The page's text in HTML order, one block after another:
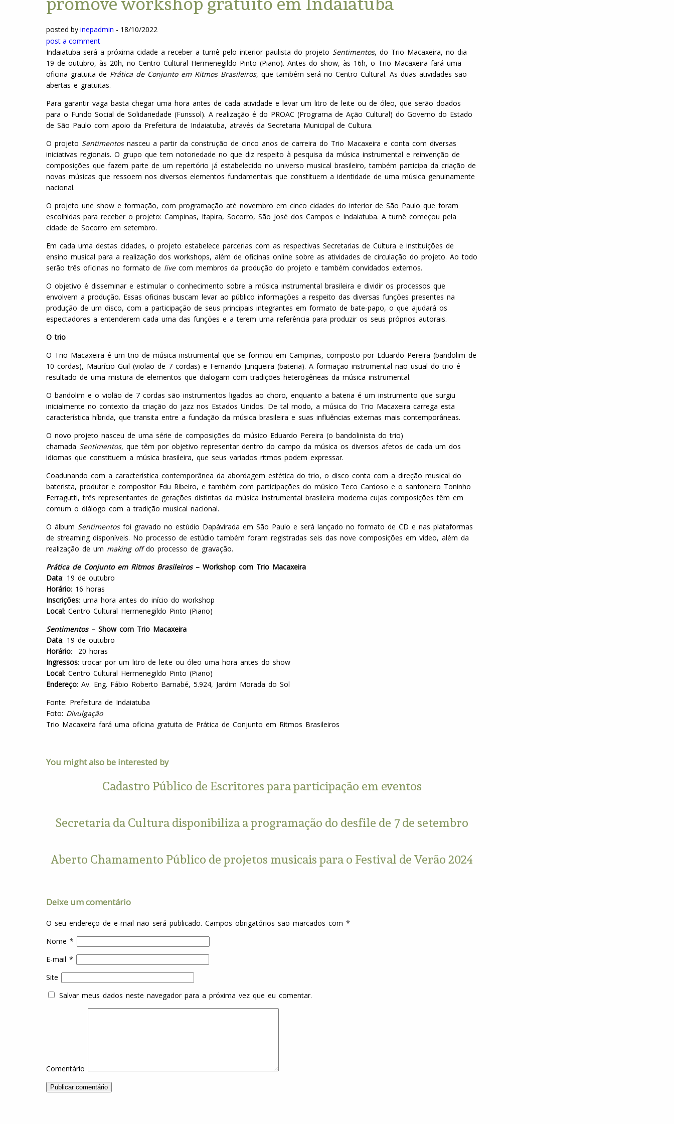
posted by inepadmin - 18/10/2022
post a comment
Indaiatuba será a próxima cidade a receber a turnê pelo interior paulista do projeto Sentimentos, do Trio Macaxeira, no dia
19 de outubro, às 20h, no Centro Cultural Hermenegildo Pinto (Piano). Antes do show, às 16h, o Trio Macaxeira fará uma
oficina gratuita de Prática de Conjunto em Ritmos Brasileiros, que também será no Centro Cultural. As duas atividades são
abertas e gratuitas.
Para garantir vaga basta chegar uma hora antes de cada atividade e levar um litro de leite ou de óleo, que serão doados
para o Fundo Social de Solidariedade (Funssol). A realização é do PROAC (Programa de Ação Cultural) do Governo do Estado
de São Paulo com apoio da Prefeitura de Indaiatuba, através da Secretaria Municipal de Cultura.
O projeto Sentimentosnasceu a partir da construção de cinco anos de carreira do Trio Macaxeira e conta com diversas
iniciativas regionais. O grupo que tem notoriedade no que diz respeito à pesquisa da música instrumental e reinvenção de
composições que fazem parte de um repertório já estabelecido no universo musical brasileiro, também participa da criação de
novas músicas que ressoem nos diversos elementos fundamentais que constituem a identidade de uma música genuinamente
nacional.
O projeto une show e formação, com programação até novembro em cinco cidades do interior de São Paulo que foram
escolhidas para receber o projeto: Campinas, Itapira, Socorro, São José dos Campos e Indaiatuba. A turnê começou pela
cidade de Socorro em setembro.
Em cada uma destas cidades, o projeto estabelece parcerias com as respectivas Secretarias de Cultura e instituições de
ensino musical para a realização dos workshops, além de oficinas online sobre as atividades de circulação do projeto. Ao todo
serão três oficinas no formato de livecom membros da produção do projeto e também convidados externos.
O objetivo é disseminar e estimular o conhecimento sobre a música instrumental brasileira e dividir os processos que
envolvem a produção. Essas oficinas buscam levar ao público informações a respeito das diversas funções presentes na
produção de um disco, com a participação de seus principais integrantes em formato de bate-papo, o que ajudará os
espectadores a entenderem cada uma das funções e a terem uma referência para produzir os seus próprios autorais.
O trio
O Trio Macaxeira é um trio de música instrumental que se formou em Campinas, composto por Eduardo Pereira (bandolim de
10 cordas), Maurício Guil (violão de 7 cordas) e Fernando Junqueira (bateria). A formação instrumental não usual do trio é
resultado de uma mistura de elementos que dialogam com tradições heterogêneas da música instrumental.
O bandolim e o violão de 7 cordas são instrumentos ligados ao choro, enquanto a bateria é um instrumento que surgiu
inicialmente no contexto da criação do jazz nos Estados Unidos. De tal modo, a música do Trio Macaxeira carrega esta
característica híbrida, que transita entre a fundação da música brasileira e suas influências externas mais contemporâneas.
O novo projeto nasceu de uma série de composições do músico Eduardo Pereira (o bandolinista do trio)
chamada Sentimentos, que têm por objetivo representar dentro do campo da música os diversos afetos de cada um dos
idiomas que constituem a música brasileira, que seus variados ritmos podem expressar.
Coadunando com a característica contemporânea da abordagem estética do trio, o disco conta com a direção musical do
baterista, produtor e compositor Edu Ribeiro, e também com participações do músico Teco Cardoso e o sanfoneiro Toninho
Ferragutti, três representantes de gerações distintas da música instrumental brasileira moderna cujas composições têm em
comum o diálogo com a tradição musical nacional.
O álbum Sentimentosfoi gravado no estúdio Dapávirada em São Paulo e será lançado no formato de CD e nas plataformas
de streaming disponíveis. No processo de estúdio também foram registradas seis das nove composições em vídeo, além da
realização de um making offdo processo de gravação.
Prática de Conjunto em Ritmos Brasileiros – Workshop com Trio Macaxeira
Data: 19 de outubro
Horário: 16 horas
Inscrições: uma hora antes do início do workshop
Local: Centro Cultural Hermenegildo Pinto (Piano)
Sentimentos – Show com Trio Macaxeira
Data: 19 de outubro
Horário: 20 horas
Ingressos: trocar por um litro de leite ou óleo uma hora antes do show
Local: Centro Cultural Hermenegildo Pinto (Piano)
Endereço: Av. Eng. Fábio Roberto Barnabé, 5.924, Jardim Morada do Sol
Fonte: Prefeitura de Indaiatuba
Foto: Divulgação
Trio Macaxeira fará uma oficina gratuita de Prática de Conjunto em Ritmos Brasileiros
You might also be interested by
Cadastro Público de Escritores para participação em eventos
Secretaria da Cultura disponibiliza a programação do desfile de 7 de setembro
Aberto Chamamento Público de projetos musicais para o Festival de Verão 2024
Deixe um comentário
O seu endereço de e-mail não será publicado. Campos obrigatórios são marcados com *
Nome *
E-mail *
Site
Salvar meus dados neste navegador para a próxima vez que eu comentar.
Comentário